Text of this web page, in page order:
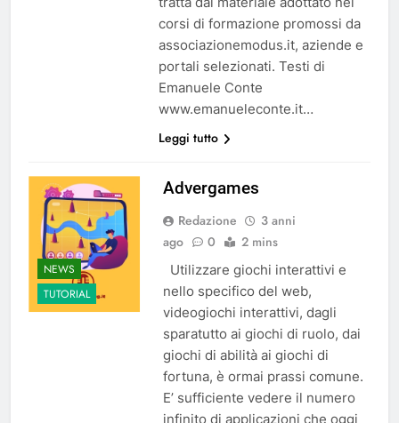
corsi di formazione promossi da
associazionemodus.it, aziende e
portali selezionati. Testi di
Emanuele Conte
www.emanueleconte.it…
Leggi tutto
NEWS
TUTORIAL
Advergames
Redazione
3 anni
ago
0 2 mins
Utilizzare giochi interattivi e
nello specifico del web,
videogiochi interattivi, dagli
sparatutto ai giochi di ruolo, dai
giochi di abilità ai giochi di
fortuna, è ormai prassi comune.
E’ sufficiente vedere il numero
infinito di applicazioni che oggi